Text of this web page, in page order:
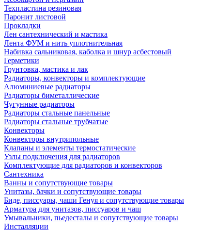
Техпластина резиновая
Паронит листовой
Прокладки
Лен сантехнический и мастика
Лента ФУМ и нить уплотнительная
Набивка сальниковая, каболка и шнур асбестовый
Герметики
Грунтовка, мастика и лак
Радиаторы, конвекторы и комплектующие
Алюминиевые радиаторы
Радиаторы биметаллические
Чугунные радиаторы
Радиаторы стальные панельные
Радиаторы стальные трубчатые
Конвекторы
Конвекторы внутрипольные
Клапаны и элементы термостатические
Узлы подключения для радиаторов
Комплектующие для радиаторов и конвекторов
Сантехника
Ванны и сопутствующие товары
Унитазы, бачки и сопутствующие товары
Биде, писсуары, чаши Генуя и сопутствующие товары
Арматура для унитазов, писсуаров и чаш
Умывальники, пьедесталы и сопутствующие товары
Инсталляции